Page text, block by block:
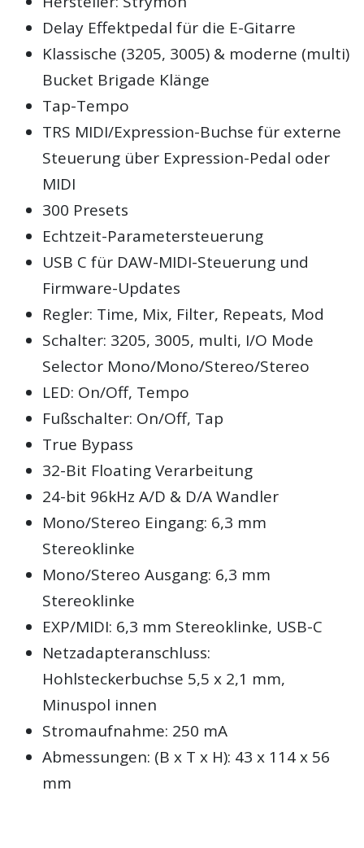
Delay Effektpedal für die E-Gitarre
Klassische (3205, 3005) & moderne (multi)
Bucket Brigade Klänge
Tap-Tempo
TRS MIDI/Expression-Buchse für externe
Steuerung über Expression-Pedal oder
MIDI
300 Presets
Echtzeit-Parametersteuerung
USB C für DAW-MIDI-Steuerung und
Firmware-Updates
Regler: Time, Mix, Filter, Repeats, Mod
Schalter: 3205, 3005, multi, I/O Mode
Selector Mono/Mono/Stereo/Stereo
LED: On/Off, Tempo
Fußschalter: On/Off, Tap
True Bypass
32-Bit Floating Verarbeitung
24-bit 96kHz A/D & D/A Wandler
Mono/Stereo Eingang: 6,3 mm
Stereoklinke
Mono/Stereo Ausgang: 6,3 mm
Stereoklinke
EXP/MIDI: 6,3 mm Stereoklinke, USB-C
Netzadapteranschluss:
Hohlsteckerbuchse 5,5 x 2,1 mm,
Minuspol innen
Stromaufnahme: 250 mA
Abmessungen: (B x T x H): 43 x 114 x 56
mm